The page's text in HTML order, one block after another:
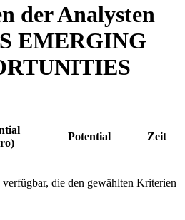
der Analysten
EMERGING
Potential Zeit
die den gewählten Kriterien